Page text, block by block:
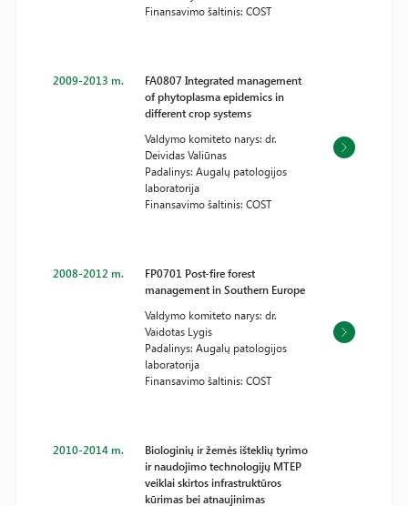
Finansavimo šaltinis: COST
2009-2013 m.
FA0807 Integrated management
of phytoplasma epidemics in
different crop systems
Valdymo komiteto narys: dr.
Deividas Valiūnas
Padalinys: Augalų patologijos
laboratorija
Finansavimo šaltinis: COST
2008-2012 m.
FP0701 Post-fire forest
management in Southern Europe
Valdymo komiteto narys: dr.
Vaidotas Lygis
Padalinys: Augalų patologijos
laboratorija
Finansavimo šaltinis: COST
2010-2014 m.
Biologinių ir žemės išteklių tyrimo
ir naudojimo technologijų MTEP
veiklai skirtos infrastruktūros
kūrimas bei atnaujinimas